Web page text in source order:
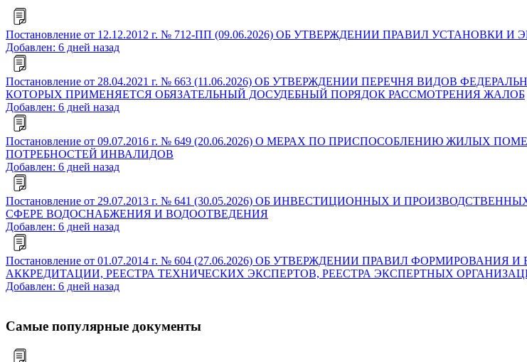
Постановление от 12.12.2012 г. № 712-ПП (09.06.2026) ОБ УТВЕРЖДЕНИИ ПРАВИЛ
Добавлен: 6 дней назад
Постановление от 28.04.2021 г. № 663 (11.06.2026) ОБ УТВЕРЖДЕНИИ ПЕРЕЧНЯ ВИДОВ
КОТОРЫХ ПРИМЕНЯЕТСЯ ОБЯЗАТЕЛЬНЫЙ ДОСУДЕБНЫЙ ПОРЯДОК РАССМОТРЕНИЯ ЖАЛОБ
Добавлен: 6 дней назад
Постановление от 09.07.2016 г. № 649 (20.06.2026) О МЕРАХ ПО ПРИСПОСОБЛЕНИЮ
ПОТРЕБНОСТЕЙ ИНВАЛИДОВ
Добавлен: 6 дней назад
Постановление от 29.07.2013 г. № 641 (30.05.2026) ОБ ИНВЕСТИЦИОННЫХ И
СФЕРЕ ВОДОСНАБЖЕНИЯ И ВОДООТВЕДЕНИЯ
Добавлен: 6 дней назад
Постановление от 01.07.2014 г. № 604 (27.06.2026) ОБ УТВЕРЖДЕНИИ ПРАВИЛ
АККРЕДИТАЦИИ, РЕЕСТРА ТЕХНИЧЕСКИХ ЭКСПЕРТОВ, РЕЕСТРА ЭКСПЕРТНЫХ
Добавлен: 6 дней назад
Самые популярные документы